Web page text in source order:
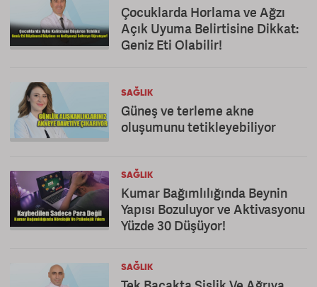
Çocuklarda Horlama ve Ağzı
Açık Uyuma Belirtisine Dikkat:
Geniz Eti Olabilir!
SAĞLIK
Güneş ve terleme akne
oluşumunu tetikleyebiliyor
SAĞLIK
Kumar Bağımlılığında Beynin
Yapısı Bozuluyor ve Aktivasyonu
Yüzde 30 Düşüyor!
SAĞLIK